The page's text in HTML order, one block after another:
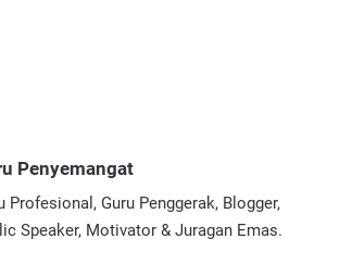
Penyemangat
Profesional, Guru Penggerak, Blogger,
Speaker, Motivator & Juragan Emas.